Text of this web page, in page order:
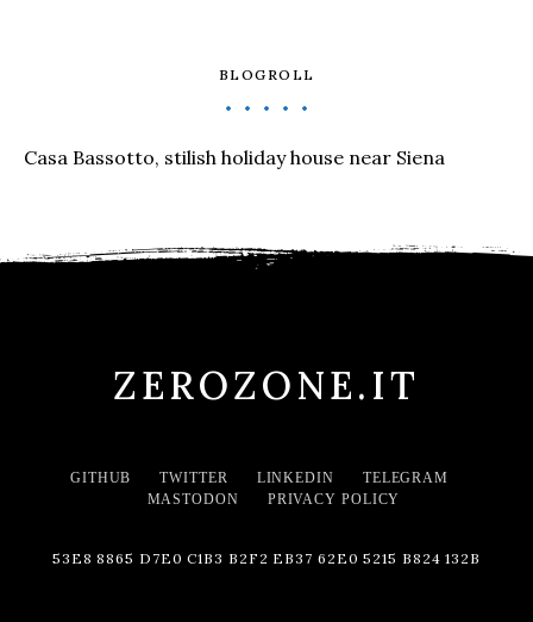
BLOGROLL
Casa Bassotto, stilish holiday house near Siena
ZEROZONE.IT
GITHUB TWITTER LINKEDIN
TELEGRAM
MASTODON
PRIVACY POLICY
53E8 8865 D7E0 C1B3 B2F2 EB37 62E0 5215 B824 132B